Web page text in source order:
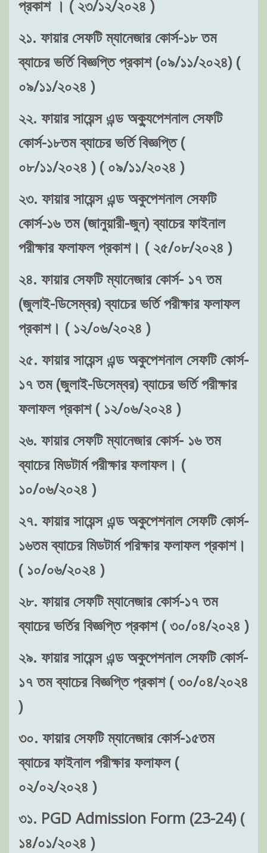
প্রকাশ । ( ২৩/১২/২০২৪ )
২১. ফায়ার সেফটি ম্যানেজার কোর্স-১৮ তম
ব্যাচের ভর্তি বিজ্ঞপ্তি প্রকাশ (০৯/১১/২০২৪) (
০৯/১১/২০২৪ )
২২. ফায়ার সায়েন্স এন্ড অক্যুপেশনাল সেফটি
কোর্স-১৮তম ব্যাচের ভর্তি বিজ্ঞপ্তি (
০৮/১১/২০২৪ ) ( ০৯/১১/২০২৪ )
২৩. ফায়ার সায়েন্স এন্ড অকুপেশনাল সেফটি
কোর্স-১৬ তম (জানুয়ারী-জুন) ব্যাচের ফাইনাল
পরীক্ষার ফলাফল প্রকাশ। ( ২৫/০৮/২০২৪ )
২৪. ফায়ার সেফটি ম্যানেজার কোর্স- ১৭ তম
(জুলাই-ডিসেম্বর) ব্যাচের ভর্তি পরীক্ষার ফলাফল
প্রকাশ। ( ১২/০৬/২০২৪ )
২৫. ফায়ার সায়েন্স এন্ড অকুপেশনাল সেফটি কোর্স-
১৭ তম (জুলাই-ডিসেম্বর) ব্যাচের ভর্তি পরীক্ষার
ফলাফল প্রকাশ ( ১২/০৬/২০২৪ )
২৬. ফায়ার সেফটি ম্যানেজার কোর্স- ১৬ তম
ব্যাচের মিডটার্ম পরীক্ষার ফলাফল। (
১০/০৬/২০২৪ )
২৭. ফায়ার সায়েন্স এন্ড অকুপেশনাল সেফটি কোর্স-
১৬তম ব্যাচের মিডটার্ম পরিক্ষার ফলাফল প্রকাশ।
( ১০/০৬/২০২৪ )
২৮. ফায়ার সেফটি ম্যানেজার কোর্স-১৭ তম
ব্যাচের ভর্তির বিজ্ঞপ্তি প্রকাশ ( ৩০/০৪/২০২৪ )
২৯. ফায়ার সায়েন্স এন্ড অকুপেশনাল সেফটি কোর্স-
১৭ তম ব্যাচের বিজ্ঞপ্তি প্রকাশ ( ৩০/০৪/২০২৪
)
৩০. ফায়ার সেফটি ম্যানেজার কোর্স-১৫তম
ব্যাচের ফাইনাল পরীক্ষার ফলাফল (
০২/০২/২০২৪ )
৩১. PGD Admission Form (23-24) (
১৪/০১/২০২৪ )